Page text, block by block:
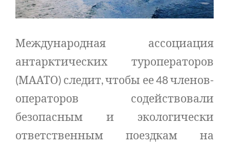
Международная ассоциация
антарктических туроператоров
(МААТО) следит, чтобы ее 48 членов-
операторов содействовали
безопасным и экологически
ответственным поездкам на